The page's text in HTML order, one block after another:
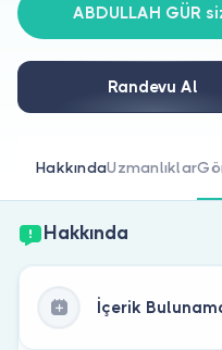
Doktorlar için
Doktor
ABDULLAH GÜR
Randevu Al
HakkındaUzmanlıklar
Hakkında
İçerik